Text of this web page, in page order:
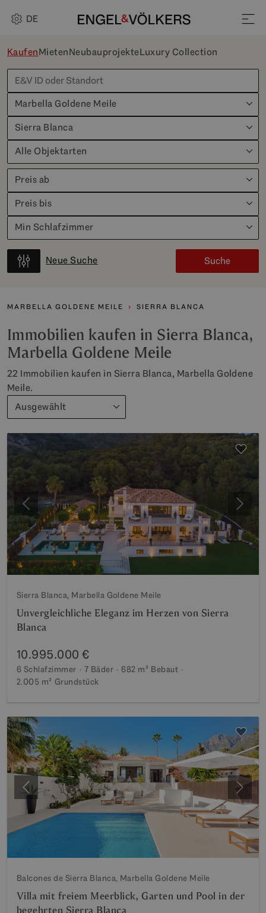
DE
KaufenMietenNeubauprojekteLuxury Collection
Marbella Goldene Meile
Sierra Blanca
Alle Objektarten
Preis ab
Preis bis
Min Schlafzimmer
Neue Suche Suche
MARBELLA GOLDENE MEILE SIERRA BLANCA
Immobilien kaufen in Sierra Blanca,
Marbella Goldene Meile
22 Immobilien kaufen in Sierra Blanca, Marbella Goldene
Meile.
Ausgewählt
Vorherige
Sierra Blanca, Marbella Goldene Meile
Unvergleichliche Eleganz im Herzen von Sierra
Blanca
10.995.000 €
6 Schlafzimmer 7 Bäder 682 m² Bebaut
2.005 m² Grundstück
Vorherige
Balcones de Sierra Blanca, Marbella Goldene Meile
Villa mit freiem Meerblick, Garten und Pool in der
begehrten Sierra Blanca